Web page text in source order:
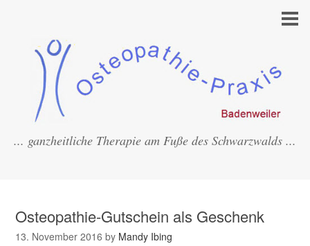
... ganzheitliche Therapie am Fuße des Schwarzwalds ...
Osteopathie-Gutschein als Geschenk
13. November 2016 by Mandy Ibing